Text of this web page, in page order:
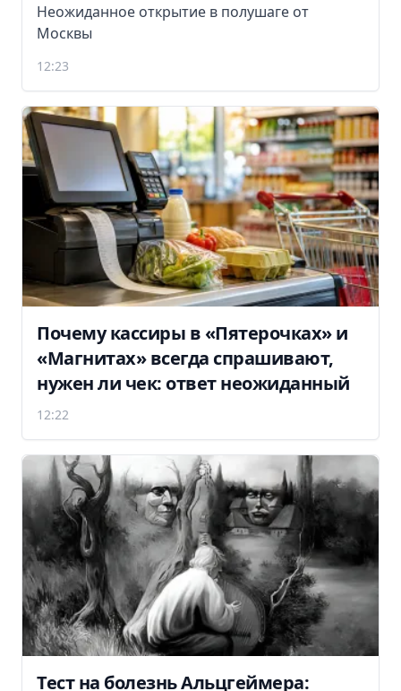
Неожиданное открытие в полушаге от
Москвы
12:23
Почему кассиры в «Пятерочках» и
«Магнитах» всегда спрашивают,
нужен ли чек: ответ неожиданный
12:22
Тест на болезнь Альцгеймера: